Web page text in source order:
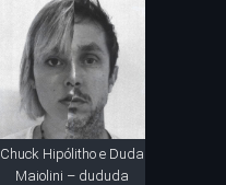
Chuck Hipólitho e Duda
Maiolini – dududa